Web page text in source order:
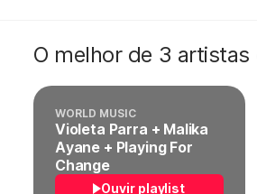
O melhor de 3
WORLD MUSIC
Violeta Parra + Malika
Ayane + Playing For
Change
Ouvir playlist